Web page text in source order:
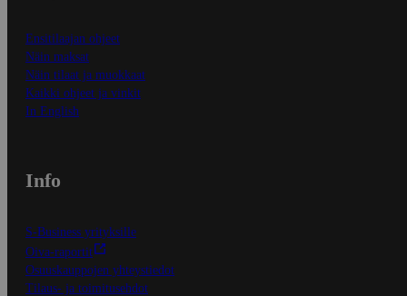
Ensitilaajan ohjeet
Näin maksat
Näin tilaat ja muokkaat
Kaikki ohjeet ja vinkit
In English
Info
S-Business yrityksille
Oiva-raportit
Osuuskauppojen yhteystiedot
Tilaus- ja toimitusehdot